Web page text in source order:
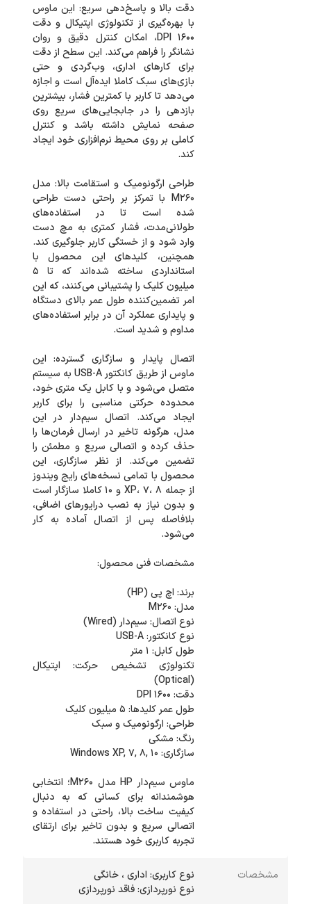
دقت بالا و پاسخ‌دهی سریع: این ماوس
با بهره‌گیری از تکنولوژی اپتیکال و دقت
۱۶۰۰ DPI، امکان کنترل دقیق و روان
نشانگر را فراهم می‌کند. این سطح از دقت
برای کارهای اداری، وب‌گردی و حتی
بازی‌های سبک کاملا ایده‌آل است و اجازه
می‌دهد تا کاربر با کمترین فشار، بیشترین
بازدهی را در جابجایی‌های سریع روی
صفحه نمایش داشته باشد و کنترل
کاملی بر روی محیط نرم‌افزاری خود ایجاد
طراحی ارگونومیک و استقامت بالا: مدل
M260 با تمرکز بر راحتی دست طراحی
شده است تا در استفاده‌های
طولانی‌مدت، فشار کمتری به مچ دست
وارد شود و از خستگی کاربر جلوگیری کند.
همچنین، کلیدهای این محصول با
استانداردی ساخته شده‌اند که تا ۵
میلیون کلیک را پشتیبانی می‌کنند، که این
امر تضمین‌کننده طول عمر بالای دستگاه
و پایداری عملکرد آن در برابر استفاده‌های
اتصال پایدار و سازگاری گسترده: این
ماوس از طریق کانکتور USB-A به سیستم
متصل می‌شود و با کابل یک متری خود،
محدوده حرکتی مناسبی را برای کاربر
ایجاد می‌کند. اتصال سیم‌دار در این
مدل، هرگونه تاخیر در ارسال فرمان‌ها را
حذف کرده و اتصالی سریع و مطمئن را
تضمین می‌کند. از نظر سازگاری، این
محصول با تمامی نسخه‌های رایج ویندوز
از جمله XP، ۷، ۸ و ۱۰ کاملا سازگار است
و بدون نیاز به نصب درایورهای اضافی،
بلافاصله پس از اتصال آماده به کار
مشخصات فنی محصول:
برند: اچ پی (HP)
مدل: M260
نوع اتصال: سیم‌دار (Wired)
نوع کانکتور: USB-A
تکنولوژی تشخیص حرکت: اپتیکال
(Optical)
دقت: ۱۶۰۰ DPI
طول عمر کلیدها: ۵ میلیون کلیک
طراحی: ارگونومیک و سبک
رنگ: مشکی
سازگاری: Windows XP, 7, 8, 10
ماوس سیم‌دار HP مدل M260؛ انتخابی
هوشمندانه برای کسانی که به دنبال
کیفیت ساخت بالا، راحتی در استفاده و
اتصالی سریع و بدون تاخیر برای ارتقای
تجربه کاربری خود هستند.
مشخصات
نوع کاربری: اداری ، خانگی
نوع نورپردازی: فاقد نورپردازی